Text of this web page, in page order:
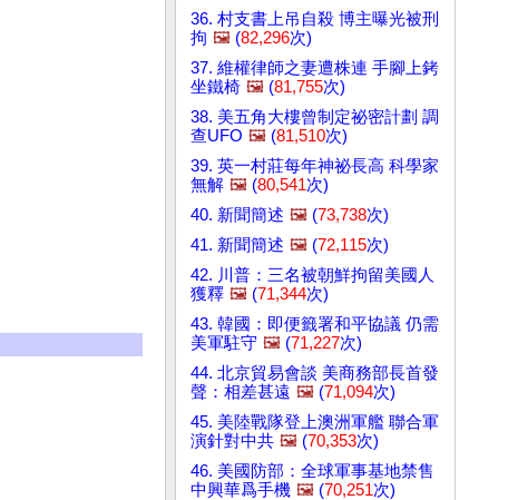
36. 村支書上吊自殺 博主曝光被刑
拘 🖼️ (82,296次)
37. 維權律師之妻遭株連 手腳上銬
坐鐵椅 🖼️ (81,755次)
38. 美五角大樓曾制定祕密計劃 調
查UFO 🖼️ (81,510次)
39. 英一村莊每年神祕長高 科學家
無解 🖼️ (80,541次)
40. 新聞簡述 🖼️ (73,738次)
41. 新聞簡述 🖼️ (72,115次)
42. 川普：三名被朝鮮拘留美國人
獲釋 🖼️ (71,344次)
43. 韓國：即便籤署和平協議 仍需
美軍駐守 🖼️ (71,227次)
44. 北京貿易會談 美商務部長首發
聲：相差甚遠 🖼️ (71,094次)
45. 美陸戰隊登上澳洲軍艦 聯合軍
演針對中共 🖼️ (70,353次)
46. 美國防部：全球軍事基地禁售
中興華爲手機 🖼️ (70,251次)